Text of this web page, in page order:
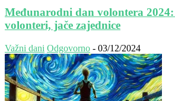
Međunarodni dan volontera
volonteri, jače zajednice
Važni dani Odgovorno - 03/12/2024